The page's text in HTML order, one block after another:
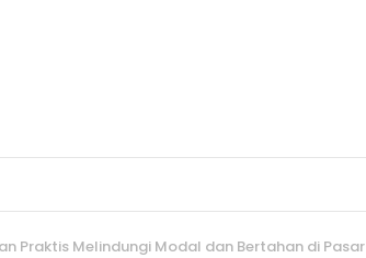
Praktis Melindungi Modal dan Bertahan di Pasar